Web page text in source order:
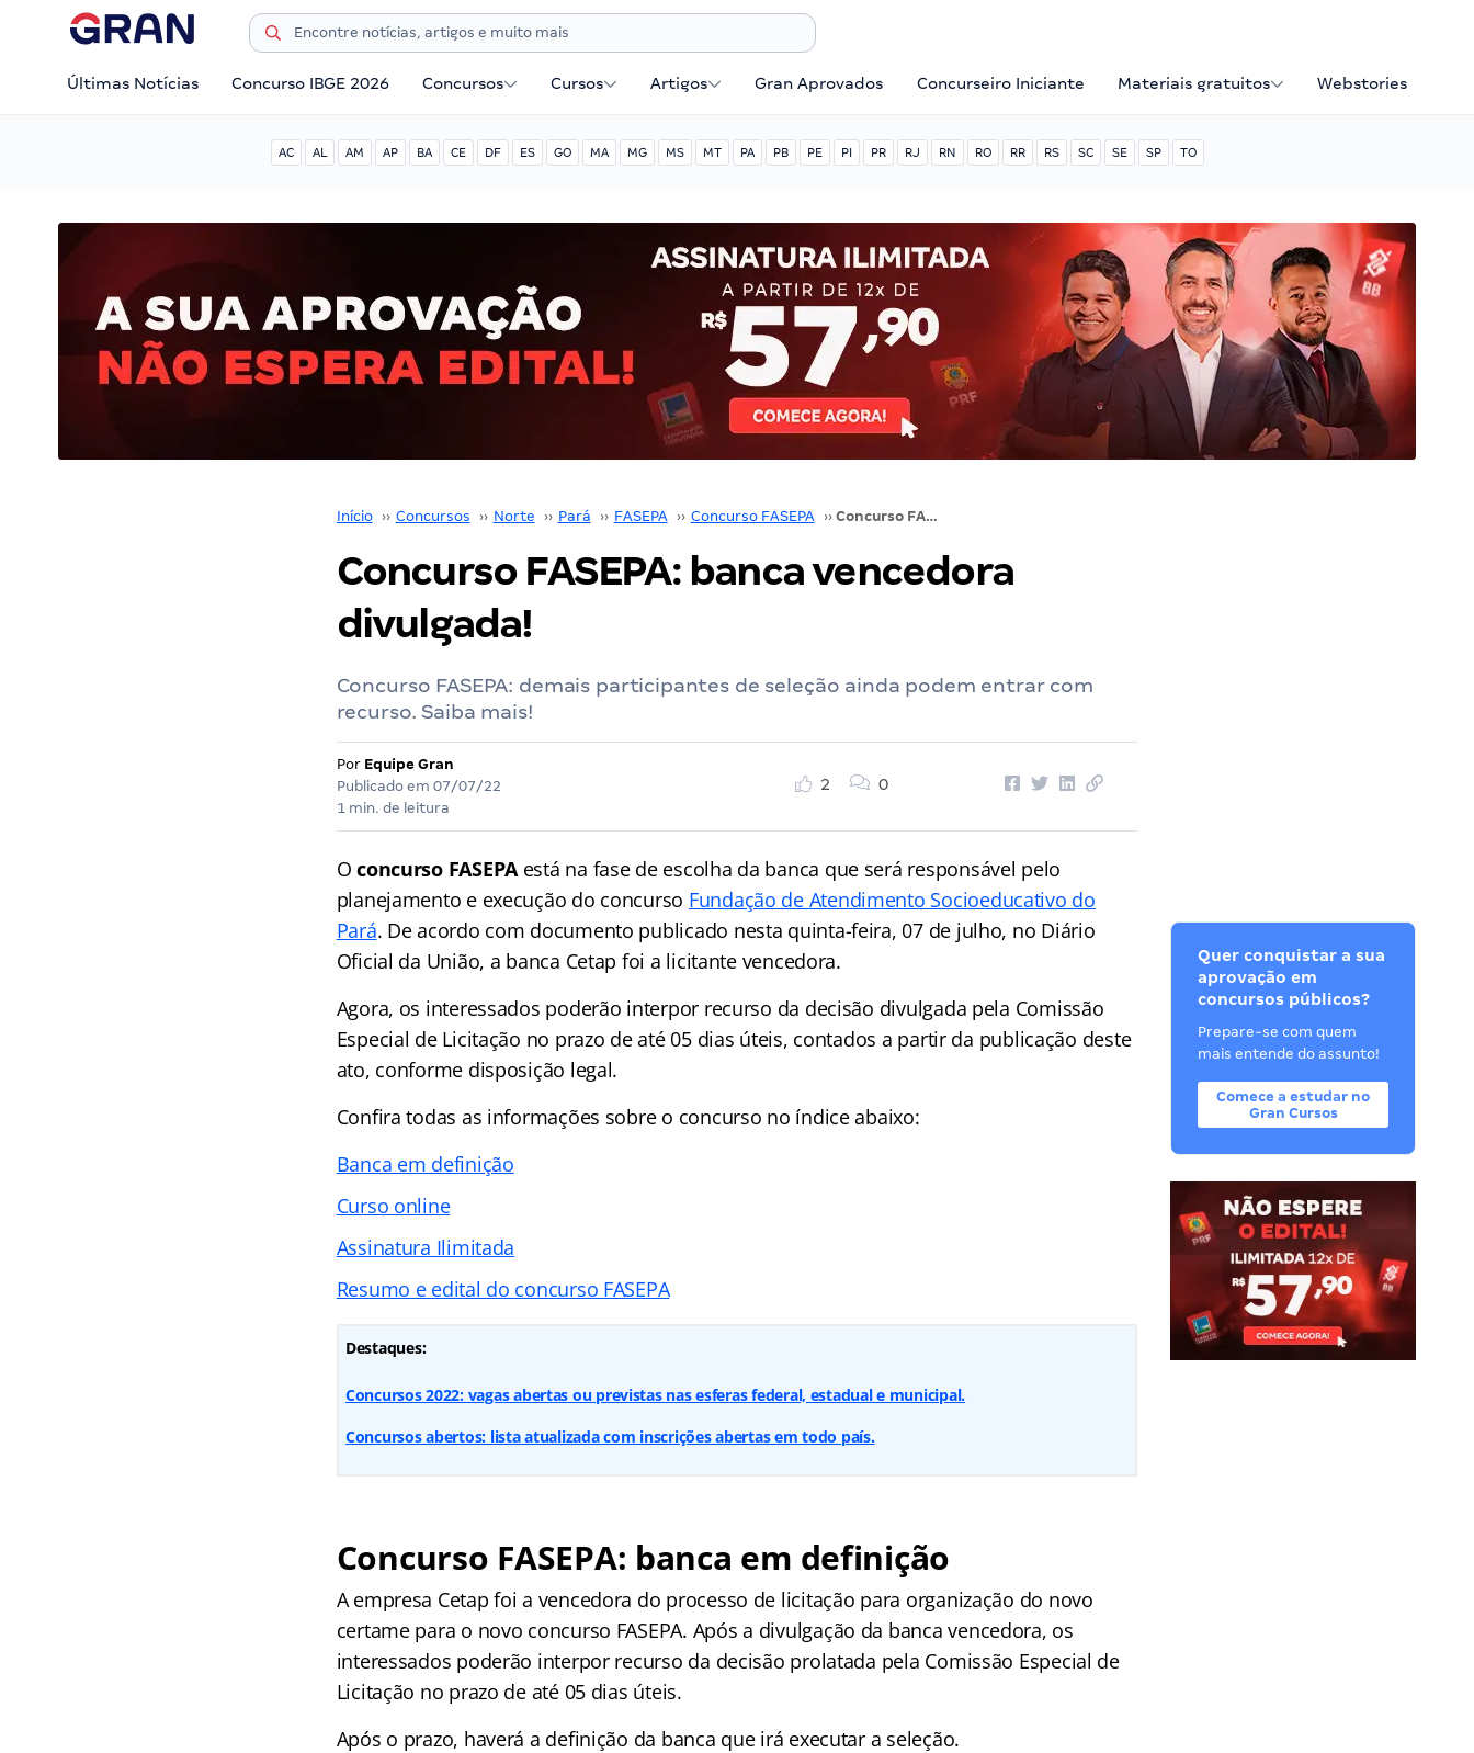
Últimas Notícias Concurso IBGE 2026 Concursos Cursos Artigos Gran Aprovados Concurseiro Iniciante Materiais gratuitos Webstories
AC AL AM AP BA CE DF ES GO MA MG MS MT PA PB PE PI PR RJ RN RO RR RS SC SE SP TO
Início ›› Concursos ›› Norte ›› Pará ›› FASEPA ›› Concurso FASEPA ›› Concurso FASEPA: banca vencedora divulgada!
Concurso FASEPA: banca vencedora
divulgada!
Concurso FASEPA: demais participantes de seleção ainda podem entrar com
recurso. Saiba mais!
Por Equipe Gran
Publicado em 07/07/22
1 min. de leitura
2 0
Oconcurso FASEPA está na fase de escolha da banca que será responsável pelo
planejamento e execução do concurso Fundação de Atendimento Socioeducativo do
Pará. De acordo com documento publicado nesta quinta-feira, 07 de julho, no Diário
Oficial da União, a banca Cetap foi a licitante vencedora.
Agora, os interessados poderão interpor recurso da decisão divulgada pela Comissão
Especial de Licitação no prazo de até 05 dias úteis, contados a partir da publicação deste
ato, conforme disposição legal.
Confira todas as informações sobre o concurso no índice abaixo:
Banca em definição
Curso online
Assinatura Ilimitada
Resumo e edital do concurso FASEPA
Destaques:
Concursos 2022: vagas abertas ou previstas nas esferas federal, estadual e municipal.
Concursos abertos: lista atualizada com inscrições abertas em todo país.
Concurso FASEPA: banca em definição
A empresa Cetap foi a vencedora do processo de licitação para organização do novo
certame para o novo concurso FASEPA. Após a divulgação da banca vencedora, os
interessados poderão interpor recurso da decisão prolatada pela Comissão Especial de
Licitação no prazo de até 05 dias úteis.
Após o prazo, haverá a definição da banca que irá executar a seleção.
Quer conquistar a sua
aprovação em
concursos públicos?
Prepare-se com quem
mais entende do assunto!
Comece a estudar no
Gran Cursos